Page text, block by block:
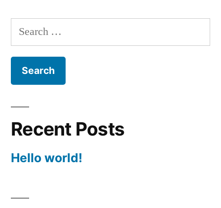
Search
for:
Recent Posts
Hello world!